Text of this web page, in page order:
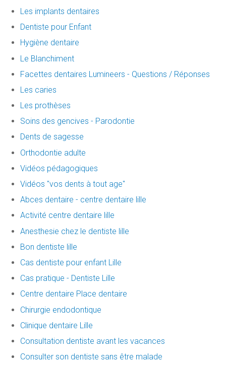
Les implants dentaires
Dentiste pour Enfant
Hygiène dentaire
Le Blanchiment
Facettes dentaires Lumineers - Questions / Réponses
Les caries
Les prothèses
Soins des gencives - Parodontie
Dents de sagesse
Orthodontie adulte
Vidéos pédagogiques
Vidéos "vos dents à tout age"
Abces dentaire - centre dentaire lille
Activité centre dentaire lille
Anesthesie chez le dentiste lille
Bon dentiste lille
Cas dentiste pour enfant Lille
Cas pratique - Dentiste Lille
Centre dentaire Place dentaire
Chirurgie endodontique
Clinique dentaire Lille
Consultation dentiste avant les vacances
Consulter son dentiste sans être malade